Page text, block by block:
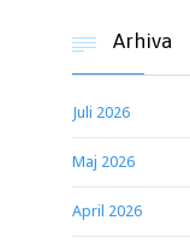
 Arhiva
Juli 2026
Maj 2026
April 2026